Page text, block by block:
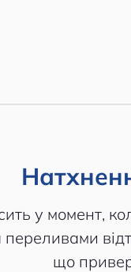
у момент,
що